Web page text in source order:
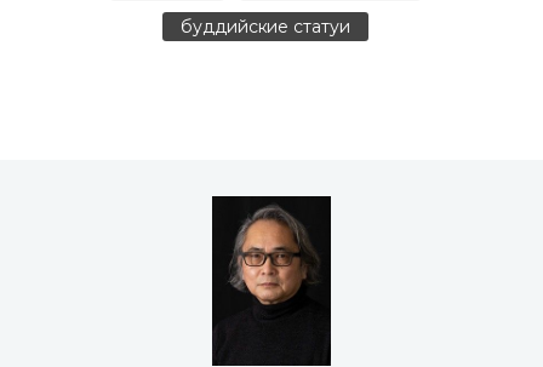
буддийские статуи